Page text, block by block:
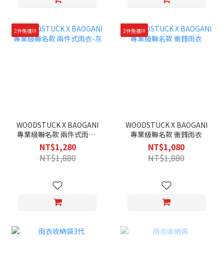
2件免運!!!
WOODSTUCK X BAOGANI
專業級聯名款 兩件式雨衣-
灰
NT$1,280
NT$1,880
2件免運!!!
WOODSTUCK X BAOGANI
專業級聯名款 衝鋒雨衣
NT$1,080
NT$1,880